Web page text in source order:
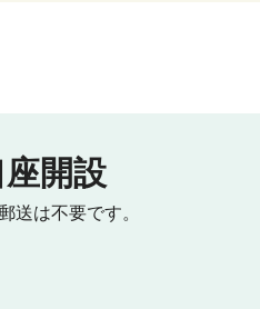
開設
送は不要です。